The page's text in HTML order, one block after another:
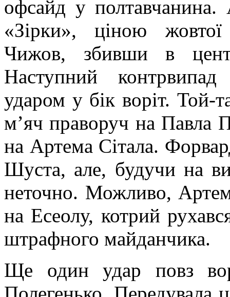
офсайд у полтавчанина.
«Зірки», ціною
Чижов, збивши в
Наступний
ударом у бік воріт. Той-
м’яч праворуч на Павла
на Артема Сітала.
Шуста, але, будучи на
неточно. Можливо,
на Есеолу, котрий
штрафного майданчика.
Ще один удар повз